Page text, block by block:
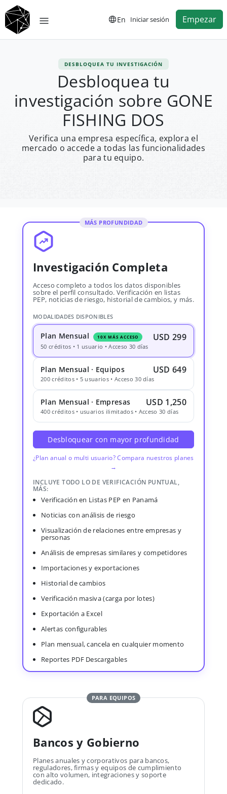
En Iniciar sesión Empezar
DESBLOQUEA TU INVESTIGACIÓN
Desbloquea tu
investigación sobre GONE
FISHING DOS
Verifica una empresa específica, explora el
mercado o accede a todas las funcionalidades
para tu equipo.
MÁS PROFUNDIDAD
Investigación Completa
Acceso completo a todos los datos disponibles
sobre el perfil consultado. Verificación en listas
PEP, noticias de riesgo, historial de cambios, y más.
MODALIDADES DISPONIBLES
Plan Mensual 10X MÁS ACCESO USD 299
50 créditos • 1 usuario • Acceso 30 días
Plan Mensual · Equipos USD 649
200 créditos • 5 usuarios • Acceso 30 días
Plan Mensual · Empresas USD 1,250
400 créditos • usuarios ilimitados • Acceso 30 días
Desbloquear con mayor profundidad
¿Plan anual o multi usuario? Compara nuestros planes
→
INCLUYE TODO LO DE VERIFICACIÓN PUNTUAL,
MÁS:
Verificación en Listas PEP en Panamá
Noticias con análisis de riesgo
Visualización de relaciones entre empresas y
personas
Análisis de empresas similares y competidores
Importaciones y exportaciones
Historial de cambios
Verificación masiva (carga por lotes)
Exportación a Excel
Alertas configurables
Plan mensual, cancela en cualquier momento
Reportes PDF Descargables
PARA EQUIPOS
Bancos y Gobierno
Planes anuales y corporativos para bancos,
reguladores, firmas y equipos de cumplimiento
con alto volumen, integraciones y soporte
dedicado.